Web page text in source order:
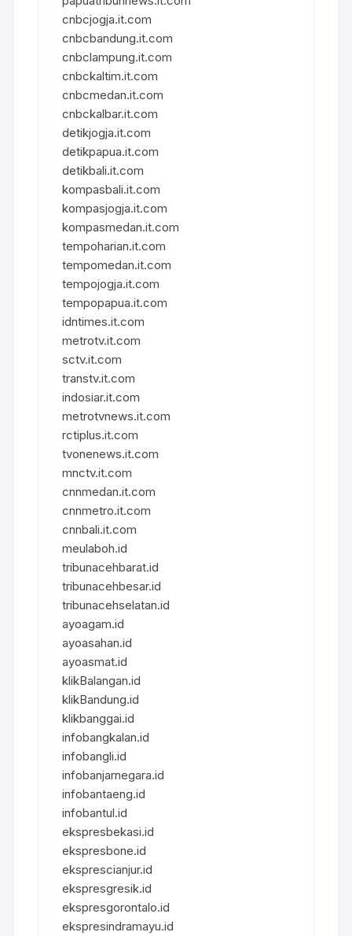
cnbcjogja.it.com
cnbcbandung.it.com
cnbclampung.it.com
cnbckaltim.it.com
cnbcmedan.it.com
cnbckalbar.it.com
detikjogja.it.com
detikpapua.it.com
detikbali.it.com
kompasbali.it.com
kompasjogja.it.com
kompasmedan.it.com
tempoharian.it.com
tempomedan.it.com
tempojogja.it.com
tempopapua.it.com
idntimes.it.com
metrotv.it.com
sctv.it.com
transtv.it.com
indosiar.it.com
metrotvnews.it.com
rctiplus.it.com
tvonenews.it.com
mnctv.it.com
cnnmedan.it.com
cnnmetro.it.com
cnnbali.it.com
meulaboh.id
tribunacehbarat.id
tribunacehbesar.id
tribunacehselatan.id
ayoagam.id
ayoasahan.id
ayoasmat.id
klikBalangan.id
klikBandung.id
klikbanggai.id
infobangkalan.id
infobangli.id
infobanjarnegara.id
infobantaeng.id
infobantul.id
ekspresbekasi.id
ekspresbone.id
eksprescianjur.id
ekspresgresik.id
ekspresgorontalo.id
ekspresindramayu.id